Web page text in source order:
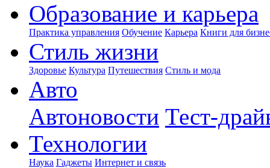
Образование и карьера
Практика управления Обучение Карьера Книги для
Стиль жизни
Здоровье Культура Путешествия Стиль и мода
Авто
Автоновости Тест-
Технологии
Наука Гаджеты Интернет и связь